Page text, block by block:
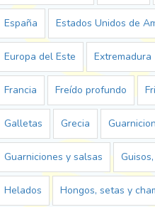
España Estados Unidos de
Europa del Este Extremadura
Francia Freído profundo
Galletas Grecia
Guarniciones y salsas
Helados Hongos, setas y